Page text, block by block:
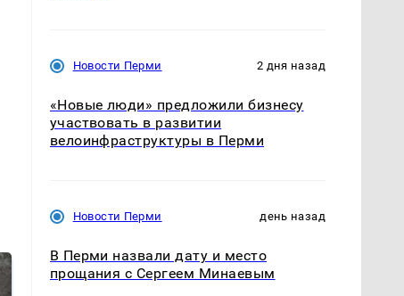
Новости Перми 2 дня назад
«Новые люди» предложили бизнесу
участвовать в развитии
велоинфраструктуры в Перми
Новости Перми день назад
В Перми назвали дату и место
прощания с Сергеем Минаевым